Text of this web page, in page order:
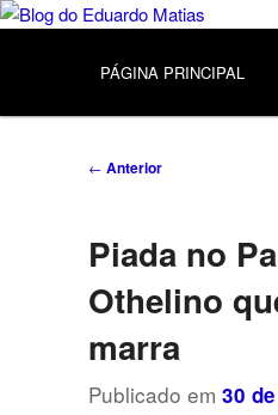
Pular
Blog do
Política, curiosidades e
PÁGINA PRINCIPAL
Navegação
← Anterior
Piada no
Othelino
marra
Publicado em30